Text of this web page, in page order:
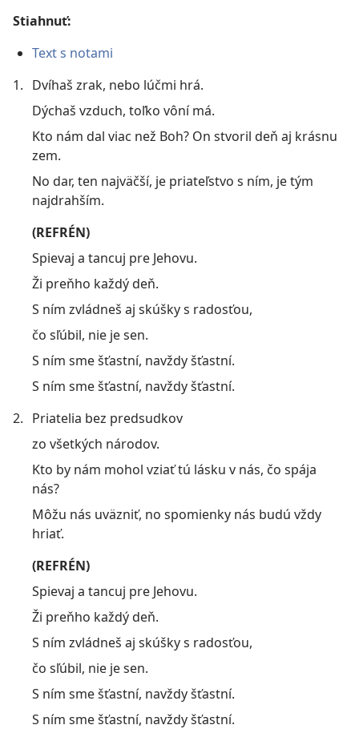
Stiahnuť:
Text s notami
1. Dvíhaš zrak, nebo lúčmi hrá.
Dýchaš vzduch, toľko vôní má.
Kto nám dal viac než Boh? On stvoril deň aj krásnu
zem.
No dar, ten najväčší, je priateľstvo s ním, je tým
najdrahším.
(REFRÉN)
Spievaj a tancuj pre Jehovu.
Ži preňho každý deň.
S ním zvládneš aj skúšky s radosťou,
čo sľúbil, nie je sen.
S ním sme šťastní, navždy šťastní.
S ním sme šťastní, navždy šťastní.
2. Priatelia bez predsudkov
zo všetkých národov.
Kto by nám mohol vziať tú lásku v nás, čo spája
nás?
Môžu nás uväzniť, no spomienky nás budú vždy
hriať.
(REFRÉN)
Spievaj a tancuj pre Jehovu.
Ži preňho každý deň.
S ním zvládneš aj skúšky s radosťou,
čo sľúbil, nie je sen.
S ním sme šťastní, navždy šťastní.
S ním sme šťastní, navždy šťastní.